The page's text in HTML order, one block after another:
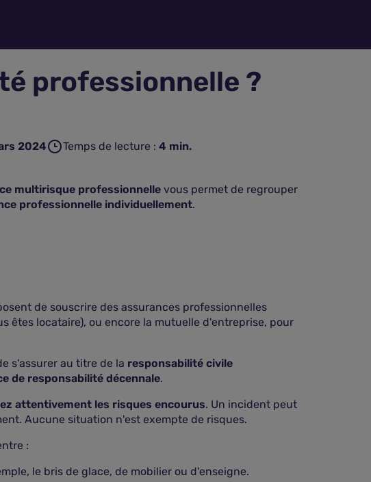
professionnelle ?
2024 Temps de lecture : 4 min.
multirisque professionnelle vous permet de regrouper
professionnelle individuellement.
de souscrire des assurances professionnelles
êtes locataire), ou encore la mutuelle d'entreprise, pour
s'assurer au titre de la responsabilité civile
de responsabilité décennale.
attentivement les risques encourus. Un incident peut
Aucune situation n'est exempte de risques.
:
le bris de glace, de mobilier ou d'enseigne.